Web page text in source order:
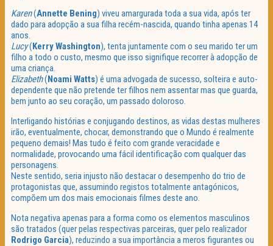
Karen(Annette Bening) viveu amargurada toda a sua vida, após ter
dado para adopção a sua filha recém-nascida, quando tinha apenas 14
anos.
Lucy(KerryWashington), tenta juntamente com o seu marido ter um
filho a todo o custo, mesmo que isso signifique recorrer à adopção de
uma criança.
Elizabeth(Noami Watts) é uma advogada de sucesso, solteira e auto-
dependente que não pretende ter filhos nem assentar mas que guarda,
bem junto ao seu coração, um passado doloroso.
Interligando histórias e conjugando destinos, as vidas destas mulheres
irão, eventualmente, chocar, demonstrando que o Mundo é realmente
pequeno demais! Mas tudo é feito com grande veracidade e
normalidade, provocando uma fácil identificação com qualquer das
personagens.
Neste sentido, seria injusto não destacar o desempenho do trio de
protagonistas que, assumindo registos totalmente antagónicos,
compõem um dos mais emocionais filmes deste ano.
Nota negativa apenas para a forma como os elementos masculinos
são tratados (quer pelas respectivas parceiras, quer pelo realizador
Rodrigo Garcia), reduzindo a sua importância a meros figurantes ou